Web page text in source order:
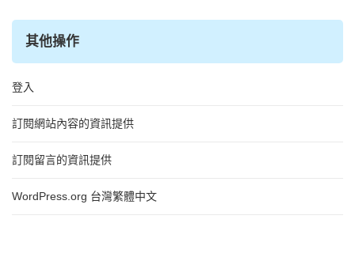
其他操作
登入
訂閱網站內容的資訊提供
訂閱留言的資訊提供
WordPress.org 台灣繁體中文